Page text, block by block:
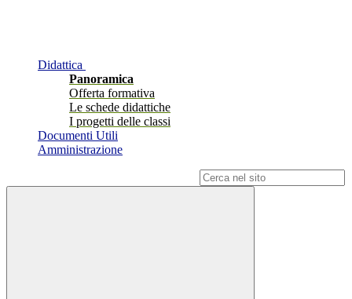
Didattica
Panoramica
Offerta formativa
Le schede didattiche
I progetti delle classi
Documenti Utili
Amministrazione